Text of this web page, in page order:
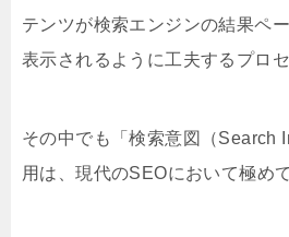
テンツが検索エンジンの結果ペ
表示されるように工夫するプロセ
その中でも「検索意図（Search
用は、現代のSEOにおいて極め